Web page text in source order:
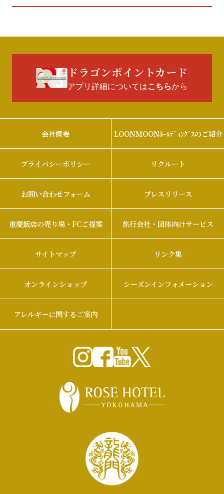
ドラゴンポイントカード
アプリ詳細についてはこちらから
会社概要 LOONMOONﾎｰﾙﾃﾞｨﾝｸﾞｽのご紹介
プライバシーポリシー リクルート
お問い合わせフォーム プレスリリース
重慶飯店の売り場・FCご提案 旅行会社・団体向けサービス
サイトマップ リンク集
オンラインショップ シーズンインフォメーション
アレルギーに関するご案内